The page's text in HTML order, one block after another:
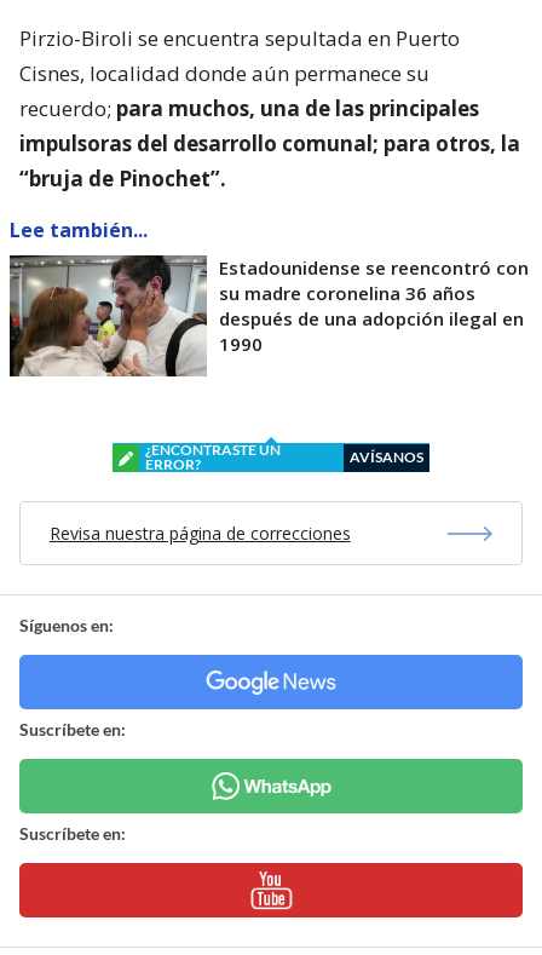
Pirzio-Biroli se encuentra sepultada en Puerto
Cisnes, localidad donde aún permanece su
recuerdo; para muchos, una de las principales
impulsoras del desarrollo comunal; para otros, la
“bruja de Pinochet”.
Lee también...
Estadounidense se reencontró con
su madre coronelina 36 años
después de una adopción ilegal en
1990
¿ENCONTRASTE UN
ERROR?
AVÍSANOS
Revisa nuestra página de correcciones
Síguenos en:
Suscríbete en:
Suscríbete en: